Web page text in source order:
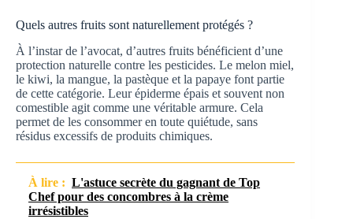
Quels autres fruits sont naturellement protégés ?
À l’instar de l’avocat, d’autres fruits bénéficient d’une
protection naturelle contre les pesticides. Le melon miel,
le kiwi, la mangue, la pastèque et la papaye font partie
de cette catégorie. Leur épiderme épais et souvent non
comestible agit comme une véritable armure. Cela
permet de les consommer en toute quiétude, sans
résidus excessifs de produits chimiques.
À lire : L'astuce secrète du gagnant de Top
Chef pour des concombres à la crème
irrésistibles